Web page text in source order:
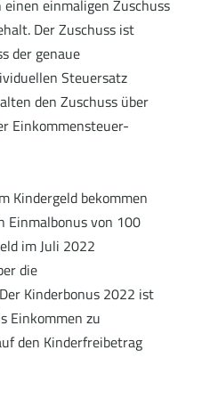
einmaligen Zuschuss
Der Zuschuss ist
der genaue
Steuersatz
den Zuschuss über
Einkommensteuer-
Kindergeld bekommen
Einmalbonus von 100
im Juli 2022
die
Kinderbonus 2022 ist
Einkommen zu
den Kinderfreibetrag